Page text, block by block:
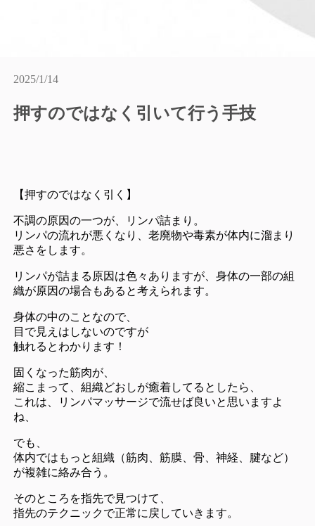
2025/1/14
押すのではなく引いて行う手技
【押すのではなく引く】
不調の原因の一つが、リンパ詰まり。
リンパの流れが悪くなり、老廃物や毒素が体内に溜まり
悪さをします。
リンパが詰まる原因は色々ありますが、身体の一部の組
織が原因の場合もあると考えられます。
身体の中のことなので、
目で見えはしないのですが
触れるとわかります！
固くなった筋肉が、
縮こまって、組織どおしが癒着してるとしたら、
これは、リンパマッサージで流せば良いと思いますよ
ね、
でも、
体内ではもっと組織（筋肉、筋膜、骨、神経、腱など）
が複雑に絡み合う。
そのところを指先で見つけて、
指先のテクニックで正常に戻していきます。